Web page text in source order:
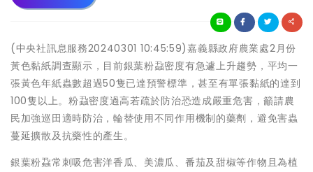
(中央社訊息服務20240301 10:45:59)嘉義縣政府農業處2月份
黃色黏紙調查顯示，目前銀葉粉蝨密度有急遽上升趨勢，平均一
張黃色年紙蟲數超過50隻已達預警標準，甚至有單張黏紙的達到
100隻以上。粉蝨密度過高若疏於防治恐造成嚴重危害，籲請農
民加強巡田適時防治，輪替使用不同作用機制的藥劑，避免害蟲
蔓延擴散及抗藥性的產生。
銀葉粉蝨常刺吸危害洋香瓜、美濃瓜、番茄及甜椒等作物且為植